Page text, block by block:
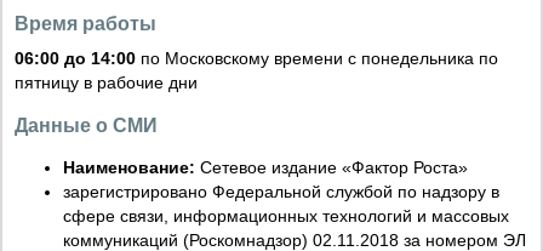
Время работы
06:00 до 14:00 по Московскому времени с понедельника по
пятницу в рабочие дни
Данные о СМИ
Наименование: Сетевое издание «Фактор Роста»
зарегистрировано Федеральной службой по надзору в
сфере связи, информационных технологий и массовых
коммуникаций (Роскомнадзор) 02.11.2018 за номером ЭЛ